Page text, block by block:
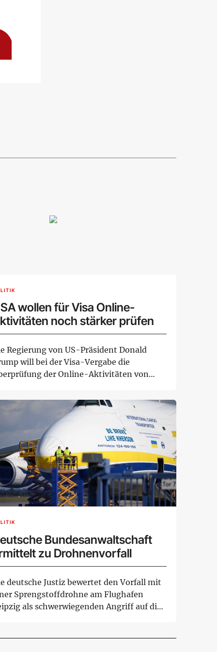
wollen für Visa Online-
noch stärker prüfen
Regierung von US-Präsident Donald
will bei der Visa-Vergabe die
der Online-Aktivitäten von
Bundesanwaltschaft
zu Drohnenvorfall
deutsche Justiz bewertet den Vorfall mit
Sprengstoffdrohne am Flughafen
als schwerwiegenden Angriff auf die